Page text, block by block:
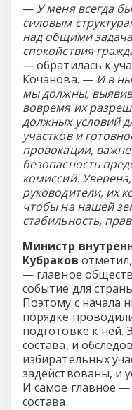
—У меня всегда
силовым
над общими
спокойствия
—обратилась к
Кочанова. —И в
мы должны,
вовремя их
должных условий
участков и
провокации,
безопасность
комиссий.
руководители, их
чтобы на нашей
стабильность,
Министр
Кубраков
— главное
событие для
Поэтому с начала
порядке
подготовке к ней.
состава, и
избирательных
задействованы, и
И самое главное —
состава.